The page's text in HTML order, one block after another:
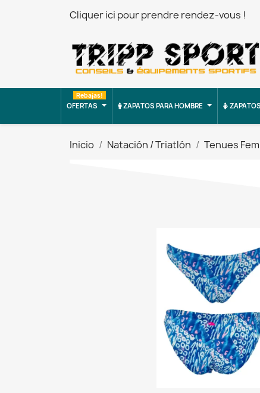
Cliquer ici pour prendre rendez-vous !
OFERTAS
Rebajas!
ZAPATOS PARA HOMBRE
Inicio Natación / Triatlón Tenues